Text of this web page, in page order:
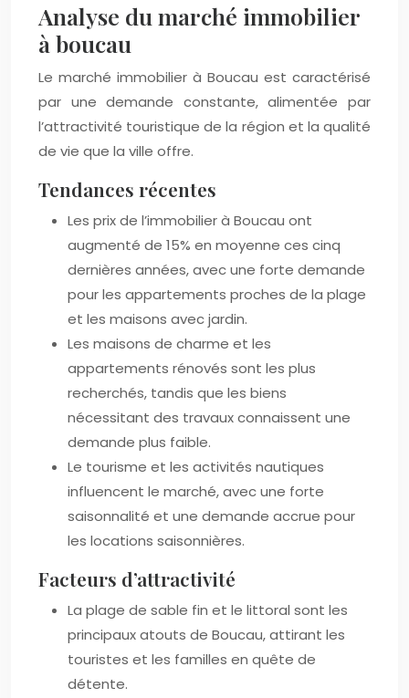
Analyse du marché immobilier
à boucau
Le marché immobilier à Boucau est caractérisé
par une demande constante, alimentée par
l’attractivité touristique de la région et la qualité
de vie que la ville offre.
Tendances récentes
Les prix de l’immobilier à Boucau ont
augmenté de 15% en moyenne ces cinq
dernières années, avec une forte demande
pour les appartements proches de la plage
et les maisons avec jardin.
Les maisons de charme et les
appartements rénovés sont les plus
recherchés, tandis que les biens
nécessitant des travaux connaissent une
demande plus faible.
Le tourisme et les activités nautiques
influencent le marché, avec une forte
saisonnalité et une demande accrue pour
les locations saisonnières.
Facteurs d’attractivité
La plage de sable fin et le littoral sont les
principaux atouts de Boucau, attirant les
touristes et les familles en quête de
détente.